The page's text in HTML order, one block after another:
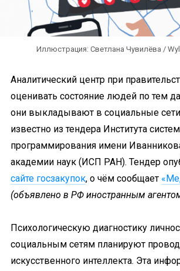
Иллюстрация: Светлана Чувилёва /
Аналитический центр при
оценивать состояние людей по тем
они выкладывают в социальные
известно из тендера Института
программирования имени
академии наук (ИСП РАН). Тендер
сайте госзакупок, о чём сообщает
(объявлено в РФ иностранным
Психологическую диагностику
социальным сетям планируют
искусственного интеллекта. Эта